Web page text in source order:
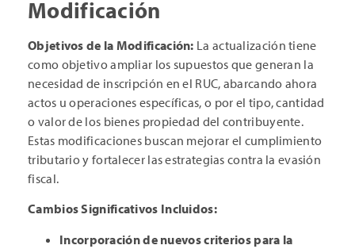
Modificación
Objetivos de la Modificación: La actualización tiene
como objetivo ampliar los supuestos que generan la
necesidad de inscripción en el RUC, abarcando ahora
actos u operaciones específicas, o por el tipo, cantidad
o valor de los bienes propiedad del contribuyente.
Estas modificaciones buscan mejorar el cumplimiento
tributario y fortalecer las estrategias contra la evasión
fiscal.
Cambios Significativos Incluidos:
Incorporación de nuevos criterios para la